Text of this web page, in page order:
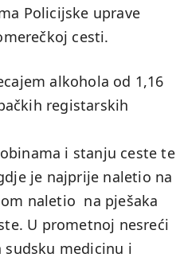
Policijske uprave
cesti.
alkohola od 1,16
registarskih
i stanju ceste te
je najprije naletio na
naletio na pješaka
U prometnoj nesreći
sudsku medicinu i